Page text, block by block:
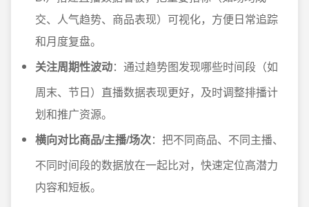
交、人气趋势、商品表现）可视化，方便日常追踪
和月度复盘。
关注周期性波动：通过趋势图发现哪些时间段（如
周末、节日）直播数据表现更好，及时调整排播计
划和推广资源。
横向对比商品/主播/场次：把不同商品、不同主播、
不同时间段的数据放在一起比对，快速定位高潜力
内容和短板。